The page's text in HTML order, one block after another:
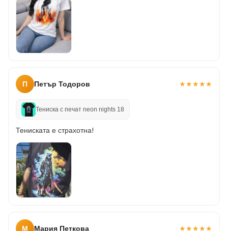
П Петър Тодоров ★★★★★
Тениска с печат neon nights 18
Тениската е страхотна!
М Мария Петкова ★★★★★